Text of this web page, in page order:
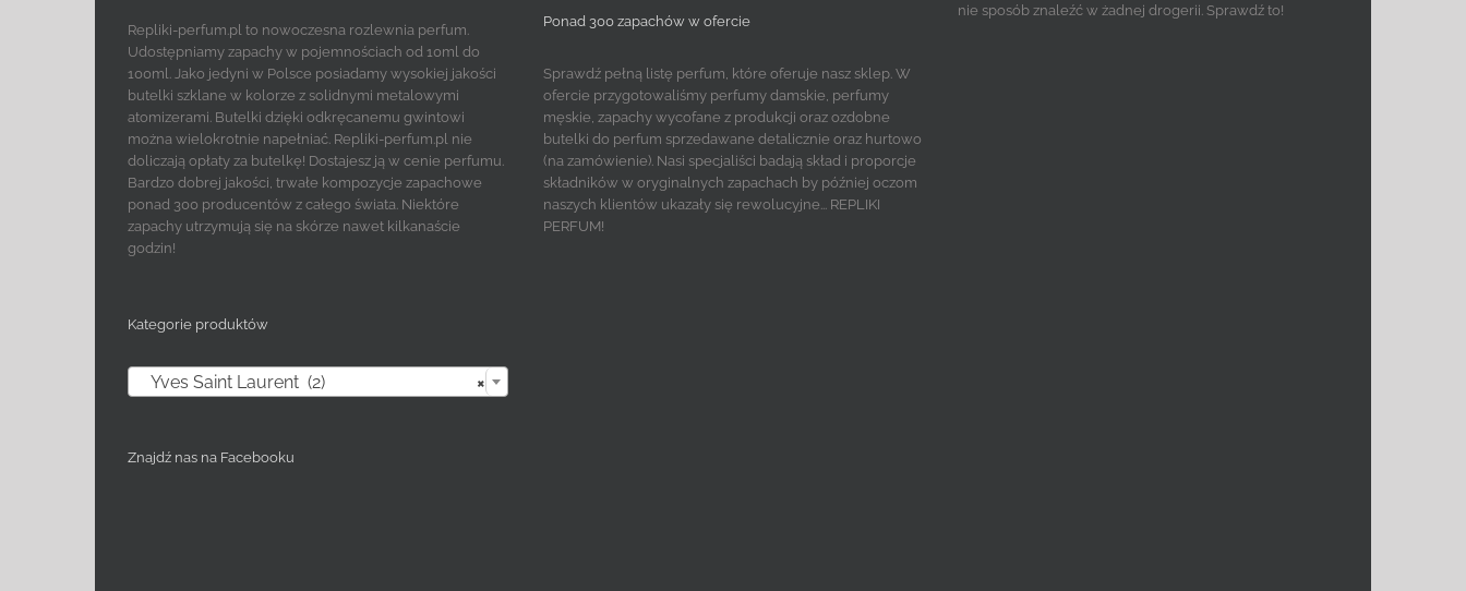
Repliki-perfum.pl to nowoczesna rozlewnia perfum.
Udostępniamy zapachy w pojemnościach od 10ml do
100ml. Jako jedyni w Polsce posiadamy wysokiej jakości
butelki szklane w kolorze z solidnymi metalowymi
atomizerami. Butelki dzięki odkręcanemu gwintowi
można wielokrotnie napełniać. Repliki-perfum.pl nie
doliczają opłaty za butelkę! Dostajesz ją w cenie perfumu.
Bardzo dobrej jakości, trwałe kompozycje zapachowe
ponad 300 producentów z całego świata. Niektóre
zapachy utrzymują się na skórze nawet kilkanaście
godzin!
Kategorie produktów

×
Yves Saint Laurent (2)
Znajdź nas na Facebooku
Ponad 300 zapachów w ofercie
Sprawdź pełną listę perfum, które oferuje nasz sklep. W
ofercie przygotowaliśmy perfumy damskie, perfumy
męskie, zapachy wycofane z produkcji oraz ozdobne
butelki do perfum sprzedawane detalicznie oraz hurtowo
(na zamówienie). Nasi specjaliści badają skład i proporcje
składników w oryginalnych zapachach by później oczom
naszych klientów ukazały się rewolucyjne... REPLIKI
PERFUM!
nie sposób znaleźć w żadnej drogerii. Sprawdź to!